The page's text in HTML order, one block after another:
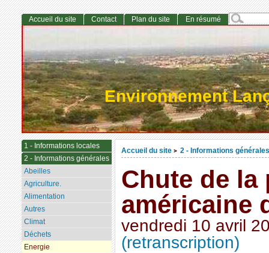
Environnement
Accueil du site > 2 - Informations générales
Chute de
américaine
vendredi 10 avril
(retranscription)
Accueil du site Contact Plan du site En résumé
1 - Informations locales
2 - Informations générales
Abeilles
Agriculture.
Alimentation
Autres
Climat
Déchets
Energie